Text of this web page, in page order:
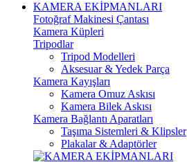
KAMERA EKİPMANLARI
Fotoğraf Makinesi Çantası
Kamera Küpleri
Tripodlar
Tripod Modelleri
Aksesuar & Yedek Parça
Kamera Kayışları
Kamera Omuz Askısı
Kamera Bilek Askısı
Kamera Bağlantı Aparatları
Taşıma Sistemleri & Klipsler
Plakalar & Adaptörler